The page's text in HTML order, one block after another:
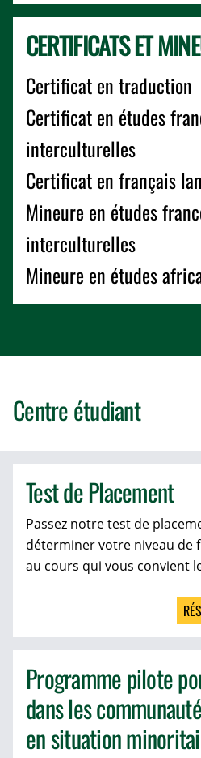
CERTIFICATS ET
Certificat en traduction
Certificat en études
interculturelles
Certificat en français
Mineure en études
interculturelles
Mineure en études
Centre étudiant
Test de Placement
Passez notre test de
déterminer votre niveau de
au cours qui vous convient
Programme pilote
dans les
en situation